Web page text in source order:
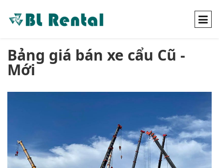
Bảng giá bán xe cẩu Cũ -
Mới